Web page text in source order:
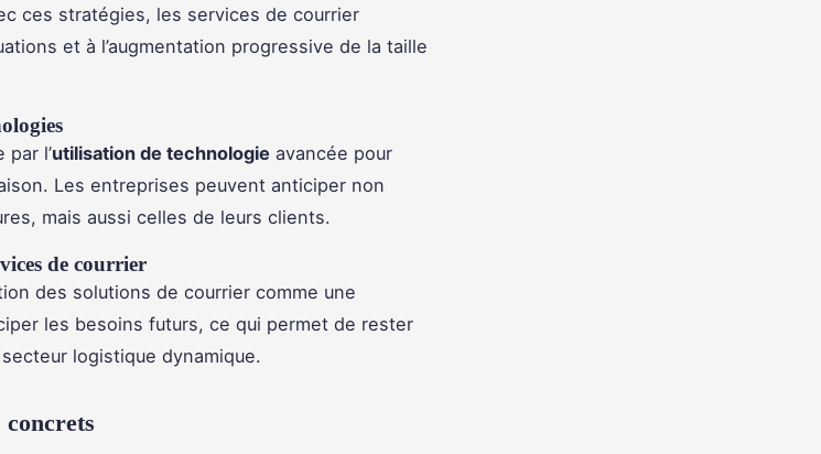
ces stratégies, les services de courrier
et à l’augmentation progressive de la taille
l’utilisation de technologie avancée pour
Les entreprises peuvent anticiper non
mais aussi celles de leurs clients.
de courrier
des solutions de courrier comme une
les besoins futurs, ce qui permet de rester
logistique dynamique.
concrets